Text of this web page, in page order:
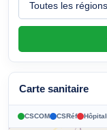
Carte sanitaire
CSCOM CSRéf Hôpital